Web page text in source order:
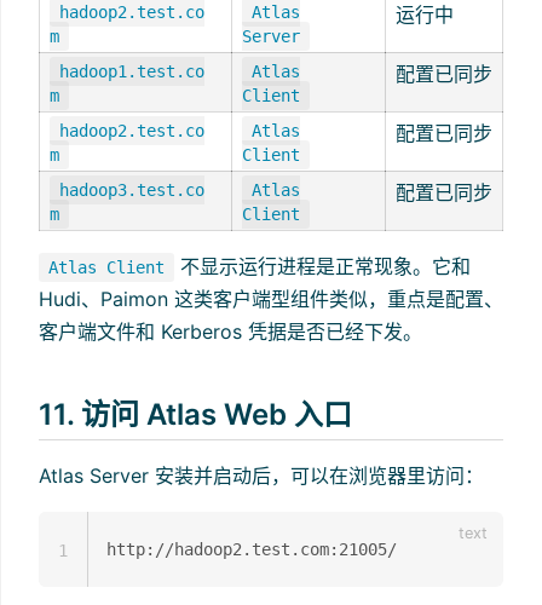
hadoop2.test.co
m
Atlas
Server
运行中
hadoop1.test.co
m
Atlas
Client
配置已同步
hadoop2.test.co
m
Atlas
Client
配置已同步
hadoop3.test.co
m
Atlas
Client
配置已同步
Atlas Client
不显示运行进程是正常现象。它和
Hudi、Paimon 这类客户端型组件类似，重点是配置、
客户端文件和 Kerberos 凭据是否已经下发。
11. 访问 Atlas Web 入口
Atlas Server 安装并启动后，可以在浏览器里访问：
1